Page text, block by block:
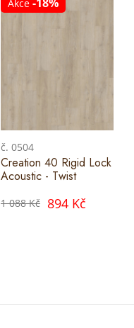
Akce
č. 0504
Creation 40 Rigid Lock
Acoustic - Twist
1 088 Kč 894 Kč